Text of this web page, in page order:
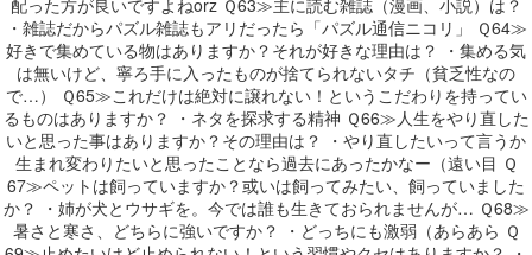
・雑誌だからパズル雑誌もアリだったら「パズル通信ニコリ」 Ｑ64≫
好きで集めている物はありますか？それが好きな理由は？ ・集める気
は無いけど、寧ろ手に入ったものが捨てられないタチ（貧乏性なの
で…） Ｑ65≫これだけは絶対に譲れない！というこだわりを持ってい
るものはありますか？ ・ネタを探求する精神 Ｑ66≫人生をやり直した
いと思った事はありますか？その理由は？ ・やり直したいって言うか
生まれ変わりたいと思ったことなら過去にあったかなー（遠い目 Ｑ
67≫ペットは飼っていますか？或いは飼ってみたい、飼っていました
か？ ・姉が犬とウサギを。今では誰も生きておられませんが… Ｑ68≫
暑さと寒さ、どちらに強いですか？ ・どっちにも激弱（あらあら Ｑ